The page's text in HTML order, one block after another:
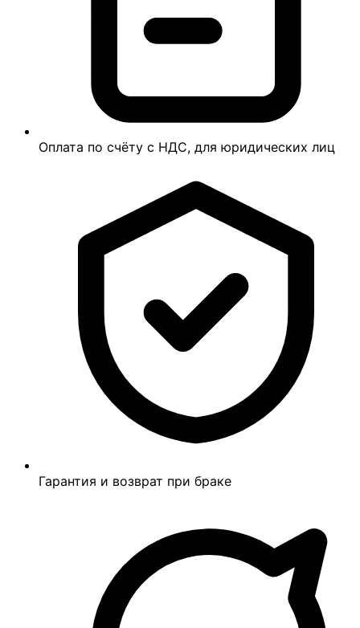
Оплата по счёту с НДС, для юридических лиц
Гарантия и возврат при браке